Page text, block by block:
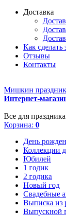
Доставка
Как сделать
Отзывы
Контакты
Мишкин праздник
Интернет-
Все для
Корзина: 0
День
Коллекции
Юбилей
1 годик
2 годика
Новый год
Свадебные
Выписка из
Выпускной